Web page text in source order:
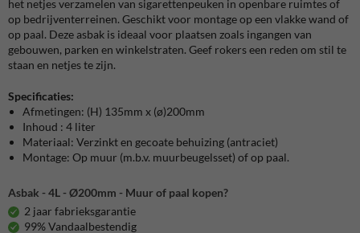
het netjes verzamelen van sigarettenpeuken in openbare ruimtes of
op bedrijventerreinen. Geschikt voor montage op een vlakke wand of
op paal. Deze asbak is ideaal voor plaatsen zoals ingangen van
gebouwen, parken en winkelstraten. Geef rokers een reden om stil te
staan en netjes te zijn.
Specificaties:
Afmetingen: (H) 135mm x (ø)200mm
Inhoud : 4 liter
Materiaal: Verzinkt en gecoate behuizing (antraciet)
Montage: Op muur (m.b.v. muurbeugelsset) of op paal.
Asbak - 4L - Ø200mm - Muur of paal kopen?
2 jaar fabrieksgarantie
99% Vandaalbestendig